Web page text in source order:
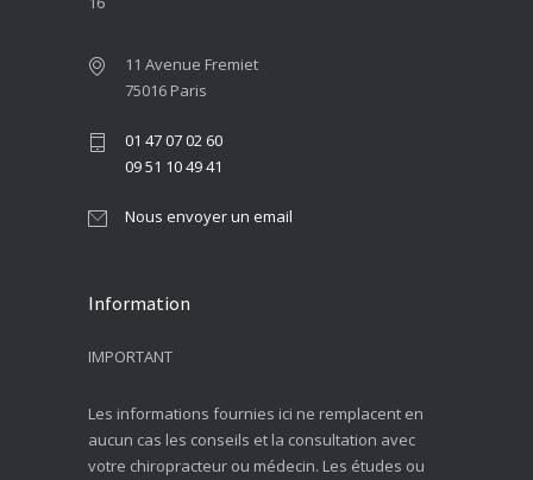
11 Avenue Fremiet
75016 Paris
01 47 07 02 60
09 51 10 49 41
Nous envoyer un email
Information
IMPORTANT
Les informations fournies ici ne remplacent en
aucun cas les conseils et la consultation avec
votre chiropracteur ou médecin. Les études ou